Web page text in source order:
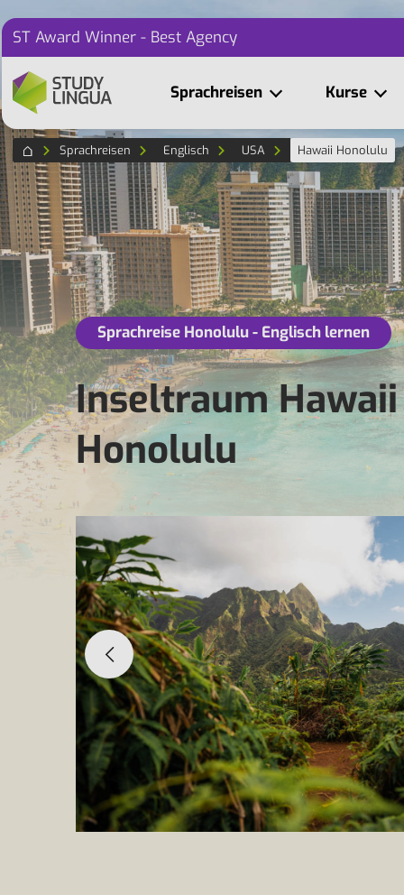
ST Award Winner - Best Agency
Sprachreisen Kurse
Sprachreisen Englisch USA Hawaii Honolulu
Sprachreise Honolulu - Englisch lernen
Inseltraum
Honolulu